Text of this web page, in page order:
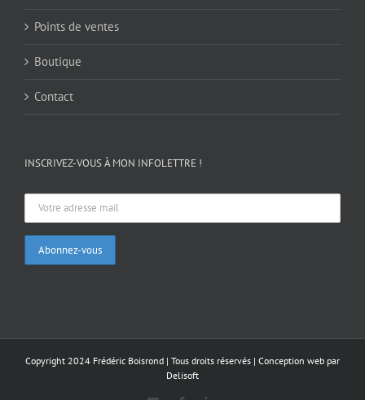
Points de ventes
Boutique
Contact
INSCRIVEZ-VOUS À MON INFOLETTRE !
Copyright 2024 Frédéric Boisrond | Tous droits réservés | Conception web par
Delisoft